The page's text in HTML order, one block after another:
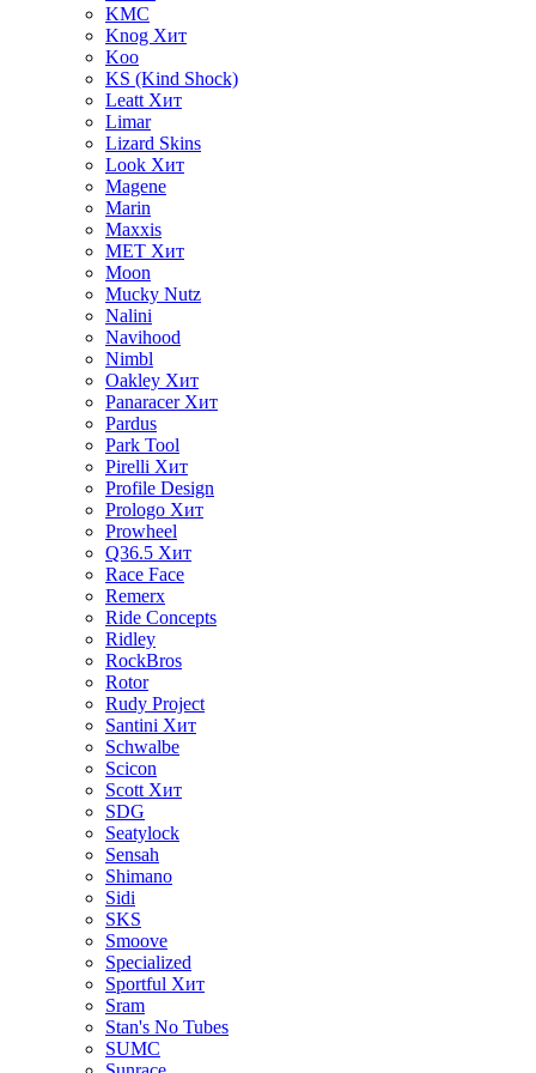
KMC
Knog Хит
Koo
KS (Kind Shock)
Leatt Хит
Limar
Lizard Skins
Look Хит
Magene
Marin
Maxxis
MET Хит
Moon
Mucky Nutz
Nalini
Navihood
Nimbl
Oakley Хит
Panaracer Хит
Pardus
Park Tool
Pirelli Хит
Profile Design
Prologo Хит
Prowheel
Q36.5 Хит
Race Face
Remerx
Ride Concepts
Ridley
RockBros
Rotor
Rudy Project
Santini Хит
Schwalbe
Scicon
Scott Хит
SDG
Seatylock
Sensah
Shimano
Sidi
SKS
Smoove
Specialized
Sportful Хит
Sram
Stan's No Tubes
SUMC